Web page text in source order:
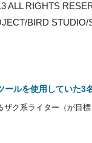
ALL RIGHTS
BIRD
ールを使用していた
ザク系ライター（が目標